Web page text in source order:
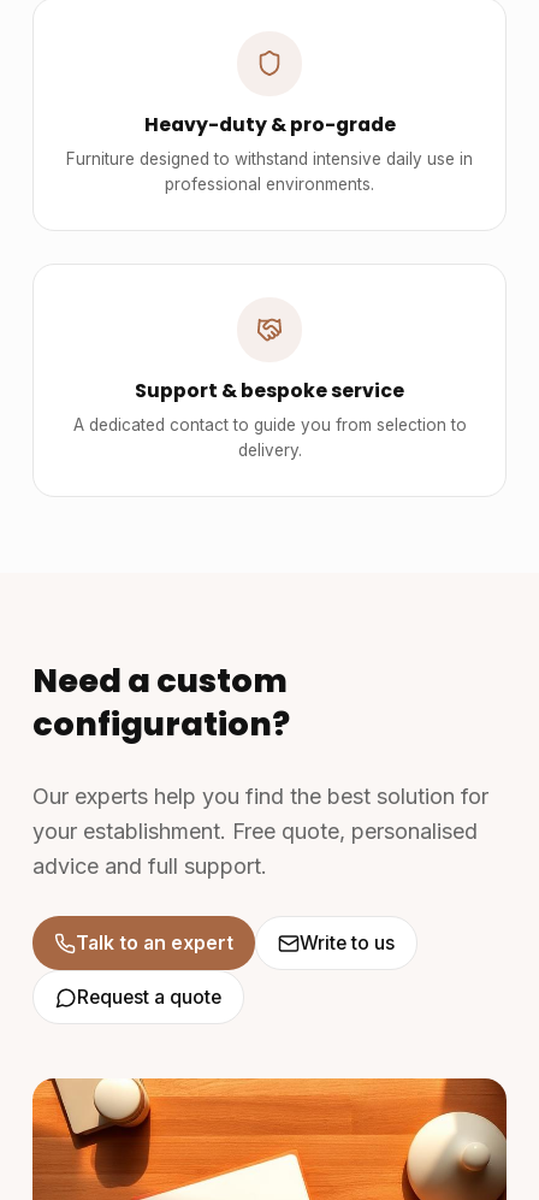
Heavy-duty & pro-grade
Furniture designed to withstand intensive daily use in
professional environments.
Support & bespoke service
A dedicated contact to guide you from selection to
delivery.
Need a custom
configuration?
Our experts help you find the best solution for
your establishment. Free quote, personalised
advice and full support.
Talk to an expert Write to us
Request a quote